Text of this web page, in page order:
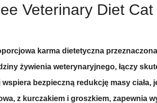
Veterinary Diet
karma dietetyczna
żywienia weterynaryjnego, łączy
bezpieczną redukcję masy
z kurczakiem i groszkiem, zapewnia